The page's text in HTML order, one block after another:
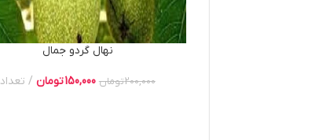
نهال گردو جمال
200,000تومان 150,000تومان تعداد